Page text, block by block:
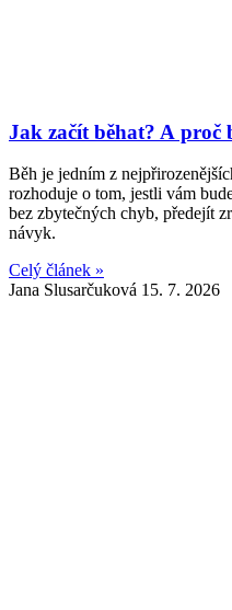
Jak začít běhat? A proč
Běh je jedním z
rozhoduje o tom, jestli vám
bez zbytečných chyb, předejít
návyk.
Celý článek »
Jana Slusarčuková 15. 7. 2026